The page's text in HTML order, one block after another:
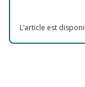
L’article est